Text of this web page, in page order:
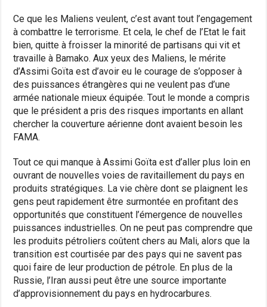
Ce que les Maliens veulent, c’est avant tout l’engagement
à combattre le terrorisme. Et cela, le chef de l’Etat le fait
bien, quitte à froisser la minorité de partisans qui vit et
travaille à Bamako. Aux yeux des Maliens, le mérite
d’Assimi Goïta est d’avoir eu le courage de s’opposer à
des puissances étrangères qui ne veulent pas d’une
armée nationale mieux équipée. Tout le monde a compris
que le président a pris des risques importants en allant
chercher la couverture aérienne dont avaient besoin les
FAMA.
Tout ce qui manque à Assimi Goïta est d’aller plus loin en
ouvrant de nouvelles voies de ravitaillement du pays en
produits stratégiques. La vie chère dont se plaignent les
gens peut rapidement être surmontée en profitant des
opportunités que constituent l’émergence de nouvelles
puissances industrielles. On ne peut pas comprendre que
les produits pétroliers coûtent chers au Mali, alors que la
transition est courtisée par des pays qui ne savent pas
quoi faire de leur production de pétrole. En plus de la
Russie, l’Iran aussi peut être une source importante
d’approvisionnement du pays en hydrocarbures.